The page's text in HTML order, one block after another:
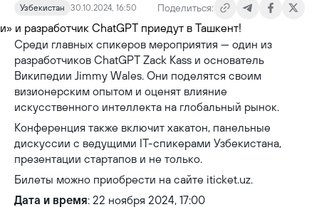
Узбекистан 30.10.2024, 16:50 Поделиться:
Среди главных спикеров мероприятия — один из
разработчиков ChatGPT Zack Kass и основатель
Википедии Jimmy Wales. Они поделятся своим
визионерским опытом и оценят влияние
искусственного интеллекта на глобальный рынок.
Конференция также включит хакатон, панельные
дискуссии с ведущими IT-спикерами Узбекистана,
презентации стартапов и не только.
Билеты можно приобрести на сайте iticket.uz.
Дата и время: 22 ноября 2024, 17:00